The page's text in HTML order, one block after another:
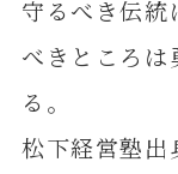
守るべき伝統
べきところは
る。
松下経営塾出